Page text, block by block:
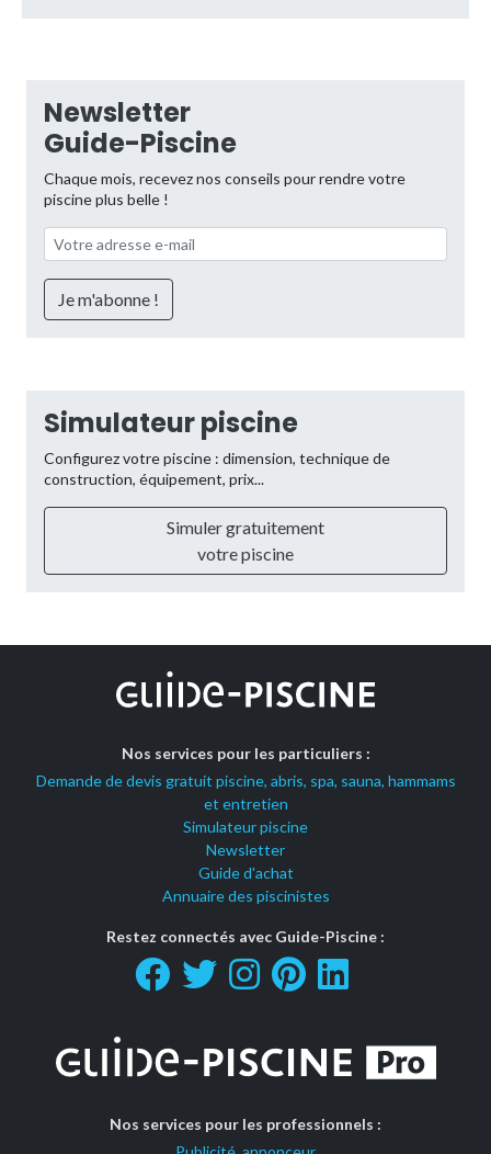
Newsletter
Guide-Piscine
Chaque mois, recevez nos conseils pour rendre votre
piscine plus belle !
Simulateur piscine
Configurez votre piscine : dimension, technique de
construction, équipement, prix...
Simuler gratuitement
votre piscine
Nos services pour les particuliers :
Demande de devis gratuit piscine, abris, spa, sauna, hammams
et entretien
Simulateur piscine
Newsletter
Guide d'achat
Annuaire des piscinistes
Restez connectés avec Guide-Piscine :
Nos services pour les professionnels :